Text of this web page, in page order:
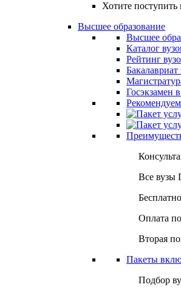
Хотите
Высшее образование
Высшее
Каталог
Рейтинг
Госэкзамен
Все вузы
Оплата
Вторая
Пакеты
Подбор